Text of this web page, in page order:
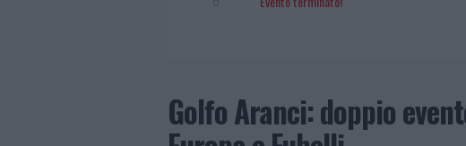
Golfo Aranci: doppio